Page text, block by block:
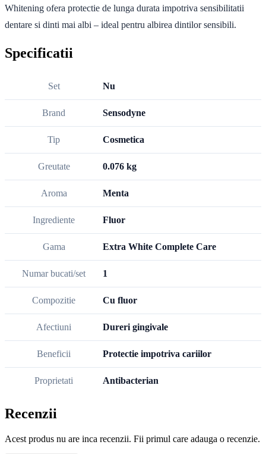
Whitening ofera protectie de lunga durata impotriva sensibilitatii
dentare si dinti mai albi – ideal pentru albirea dintilor sensibili.
Specificatii
Set Nu
Brand Sensodyne
Tip Cosmetica
Greutate 0.076 kg
Aroma Menta
Ingrediente Fluor
Gama Extra White Complete Care
Numar bucati/set 1
Compozitie Cu fluor
Afectiuni Dureri gingivale
Beneficii Protectie impotriva cariilor
Proprietati Antibacterian
Recenzii
Acest produs nu are inca recenzii. Fii primul care adauga o recenzie.